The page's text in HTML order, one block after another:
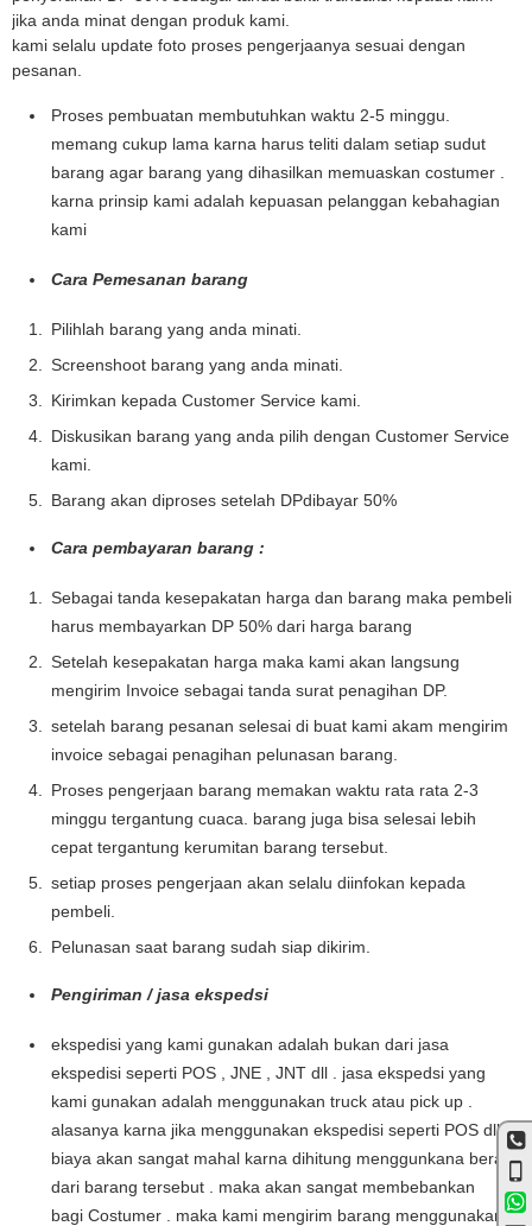
jika anda minat dengan produk kami.
kami selalu update foto proses pengerjaanya sesuai dengan
pesanan.
Proses pembuatan membutuhkan waktu 2-5 minggu.
memang cukup lama karna harus teliti dalam setiap sudut
barang agar barang yang dihasilkan memuaskan costumer .
karna prinsip kami adalah kepuasan pelanggan kebahagian
kami
Cara Pemesanan barang
Pilihlah barang yang anda minati.
Screenshoot barang yang anda minati.
Kirimkan kepada Customer Service kami.
Diskusikan barang yang anda pilih dengan Customer Service
kami.
Barang akan diproses setelah DPdibayar 50%
Cara pembayaran barang :
Sebagai tanda kesepakatan harga dan barang maka pembeli
harus membayarkan DP 50% dari harga barang
Setelah kesepakatan harga maka kami akan langsung
mengirim Invoice sebagai tanda surat penagihan DP.
setelah barang pesanan selesai di buat kami akam mengirim
invoice sebagai penagihan pelunasan barang.
Proses pengerjaan barang memakan waktu rata rata 2-3
minggu tergantung cuaca. barang juga bisa selesai lebih
cepat tergantung kerumitan barang tersebut.
setiap proses pengerjaan akan selalu diinfokan kepada
pembeli.
Pelunasan saat barang sudah siap dikirim.
Pengiriman / jasa ekspedsi
ekspedisi yang kami gunakan adalah bukan dari jasa
ekspedisi seperti POS , JNE , JNT dll . jasa ekspedsi yang
kami gunakan adalah menggunakan truck atau pick up .
alasanya karna jika menggunakan ekspedisi seperti POS dll
biaya akan sangat mahal karna dihitung menggunkana berat
dari barang tersebut . maka akan sangat membebankan
bagi Costumer . maka kami mengirim barang menggunakan